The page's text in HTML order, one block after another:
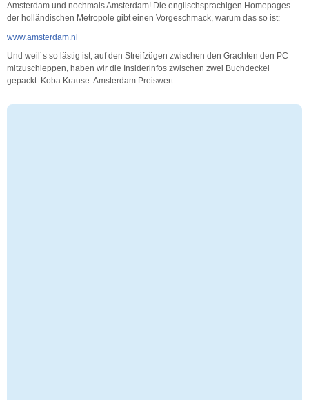
Amsterdam und nochmals Amsterdam! Die englischsprachigen Homepages
der holländischen Metropole gibt einen Vorgeschmack, warum das so ist:
www.amsterdam.nl
Und weil´s so lästig ist, auf den Streifzügen zwischen den Grachten den PC
mitzuschleppen, haben wir die Insiderinfos zwischen zwei Buchdeckel
gepackt: Koba Krause: Amsterdam Preiswert.